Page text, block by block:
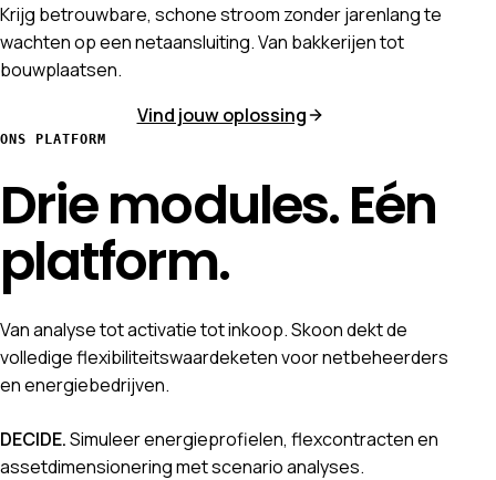
Krijg betrouwbare, schone stroom zonder jarenlang te
wachten op een netaansluiting. Van bakkerijen tot
bouwplaatsen.
Vind jouw oplossing
ONS PLATFORM
Drie modules. Eén
platform.
Van analyse tot activatie tot inkoop. Skoon dekt de
volledige flexibiliteitswaardeketen voor netbeheerders
en energiebedrijven.
DECIDE.Simuleer energieprofielen, flexcontracten en
assetdimensionering met scenario analyses.